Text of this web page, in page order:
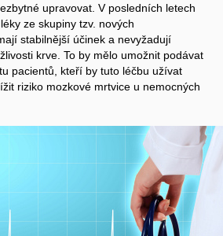
upravovat. V posledních letech
ze skupiny tzv. nových
stabilnější účinek a nevyžadují
krve. To by mělo umožnit podávat
pacientů, kteří by tuto léčbu užívat
riziko mozkové mrtvice u nemocných